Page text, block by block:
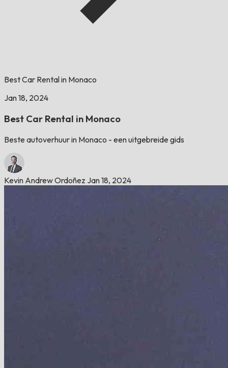
Best Car Rental in Monaco
Jan 18, 2024
Best Car Rental in Monaco
Beste autoverhuur in Monaco - een uitgebreide gids
Kevin Andrew Ordoñez Jan 18, 2024